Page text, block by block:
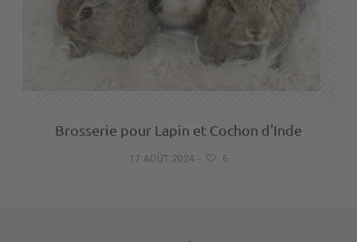
Brosserie pour Lapin et Cochon d'Inde
17 AOÛT 2024 - 6